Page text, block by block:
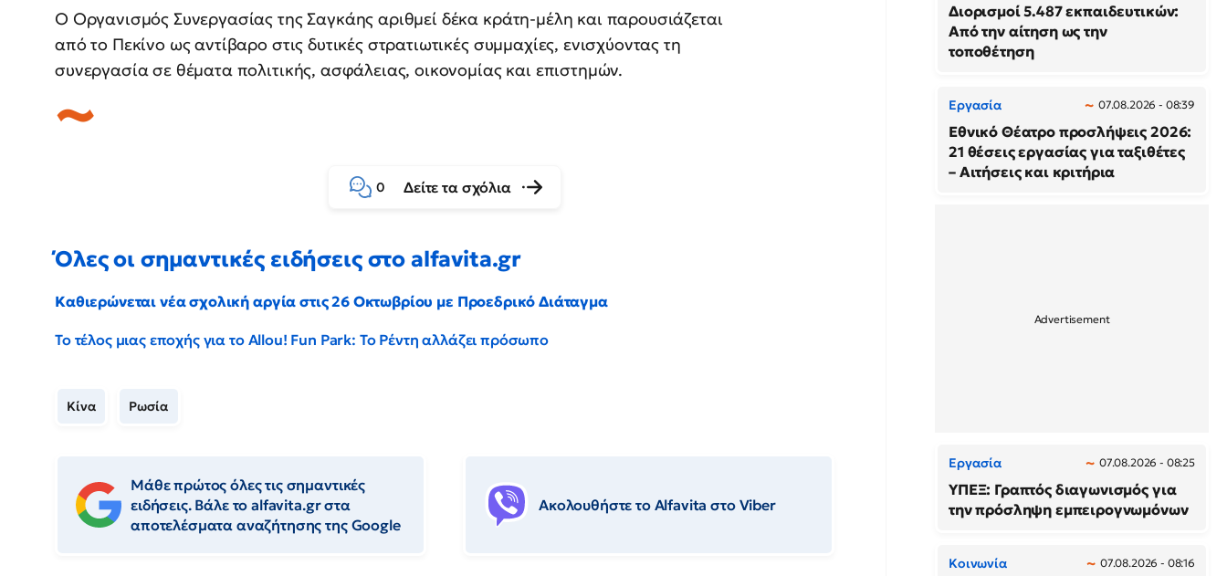
Ο Οργανισμός Συνεργασίας της Σαγκάης αριθμεί δέκα κράτη-μέλη και παρουσιάζεται
από το Πεκίνο ως αντίβαρο στις δυτικές στρατιωτικές συμμαχίες, ενισχύοντας τη
συνεργασία σε θέματα πολιτικής, ασφάλειας, οικονομίας και επιστημών.
0 Δείτε τα σχόλια
Όλες οι σημαντικές ειδήσεις στο alfavita.gr
Καθιερώνεται νέα σχολική αργία στις 26 Οκτωβρίου με Προεδρικό Διάταγμα
Το τέλος μιας εποχής για το Allou! Fun Park: Το Ρέντη αλλάζει πρόσωπο
Κίνα Ρωσία
Μάθε πρώτος όλες τις σημαντικές
ειδήσεις. Βάλε το alfavita.gr στα
αποτελέσματα αναζήτησης της Google
Ακολουθήστε το Αlfavita στο Viber
Διορισμοί 5.487 εκπαιδευτικών:
Από την αίτηση ως την
τοποθέτηση
Εργασία 07.08.2026 - 08:39
Εθνικό Θέατρο προσλήψεις 2026:
21 θέσεις εργασίας για ταξιθέτες
– Αιτήσεις και κριτήρια
Εργασία 07.08.2026 - 08:25
ΥΠΕΞ: Γραπτός διαγωνισμός για
την πρόσληψη εμπειρογνωμόνων
Κοινωνία 07.08.2026 - 08:16